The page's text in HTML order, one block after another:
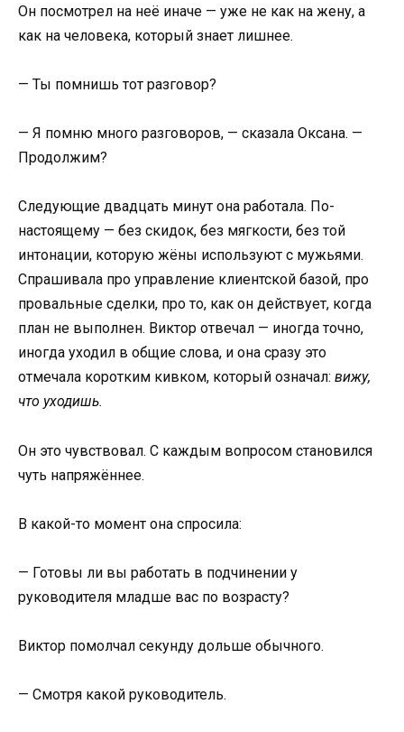
Он посмотрел на неё иначе — уже не как на жену, а
как на человека, который знает лишнее.
— Ты помнишь тот разговор?
— Я помню много разговоров, — сказала Оксана. —
Продолжим?
Следующие двадцать минут она работала. По-
настоящему — без скидок, без мягкости, без той
интонации, которую жёны используют с мужьями.
Спрашивала про управление клиентской базой, про
провальные сделки, про то, как он действует, когда
план не выполнен. Виктор отвечал — иногда точно,
иногда уходил в общие слова, и она сразу это
отмечала коротким кивком, который означал: вижу,
что уходишь.
Он это чувствовал. С каждым вопросом становился
чуть напряжённее.
В какой-то момент она спросила:
— Готовы ли вы работать в подчинении у
руководителя младше вас по возрасту?
Виктор помолчал секунду дольше обычного.
— Смотря какой руководитель.